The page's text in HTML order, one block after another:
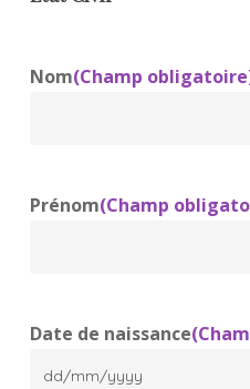
Nom(Champ
Prénom(Champ
Date de naissance